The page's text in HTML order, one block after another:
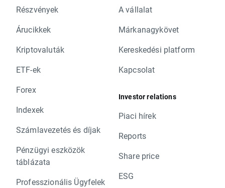
Részvények
Árucikkek
Kriptovaluták
ETF-ek
Forex
Indexek
Számlavezetés és díjak
Pénzügyi eszközök
táblázata
Professzionális Ügyfelek
A vállalat
Márkanagykövet
Kereskedési platform
Kapcsolat
Investor relations
Piaci hírek
Reports
Share price
ESG